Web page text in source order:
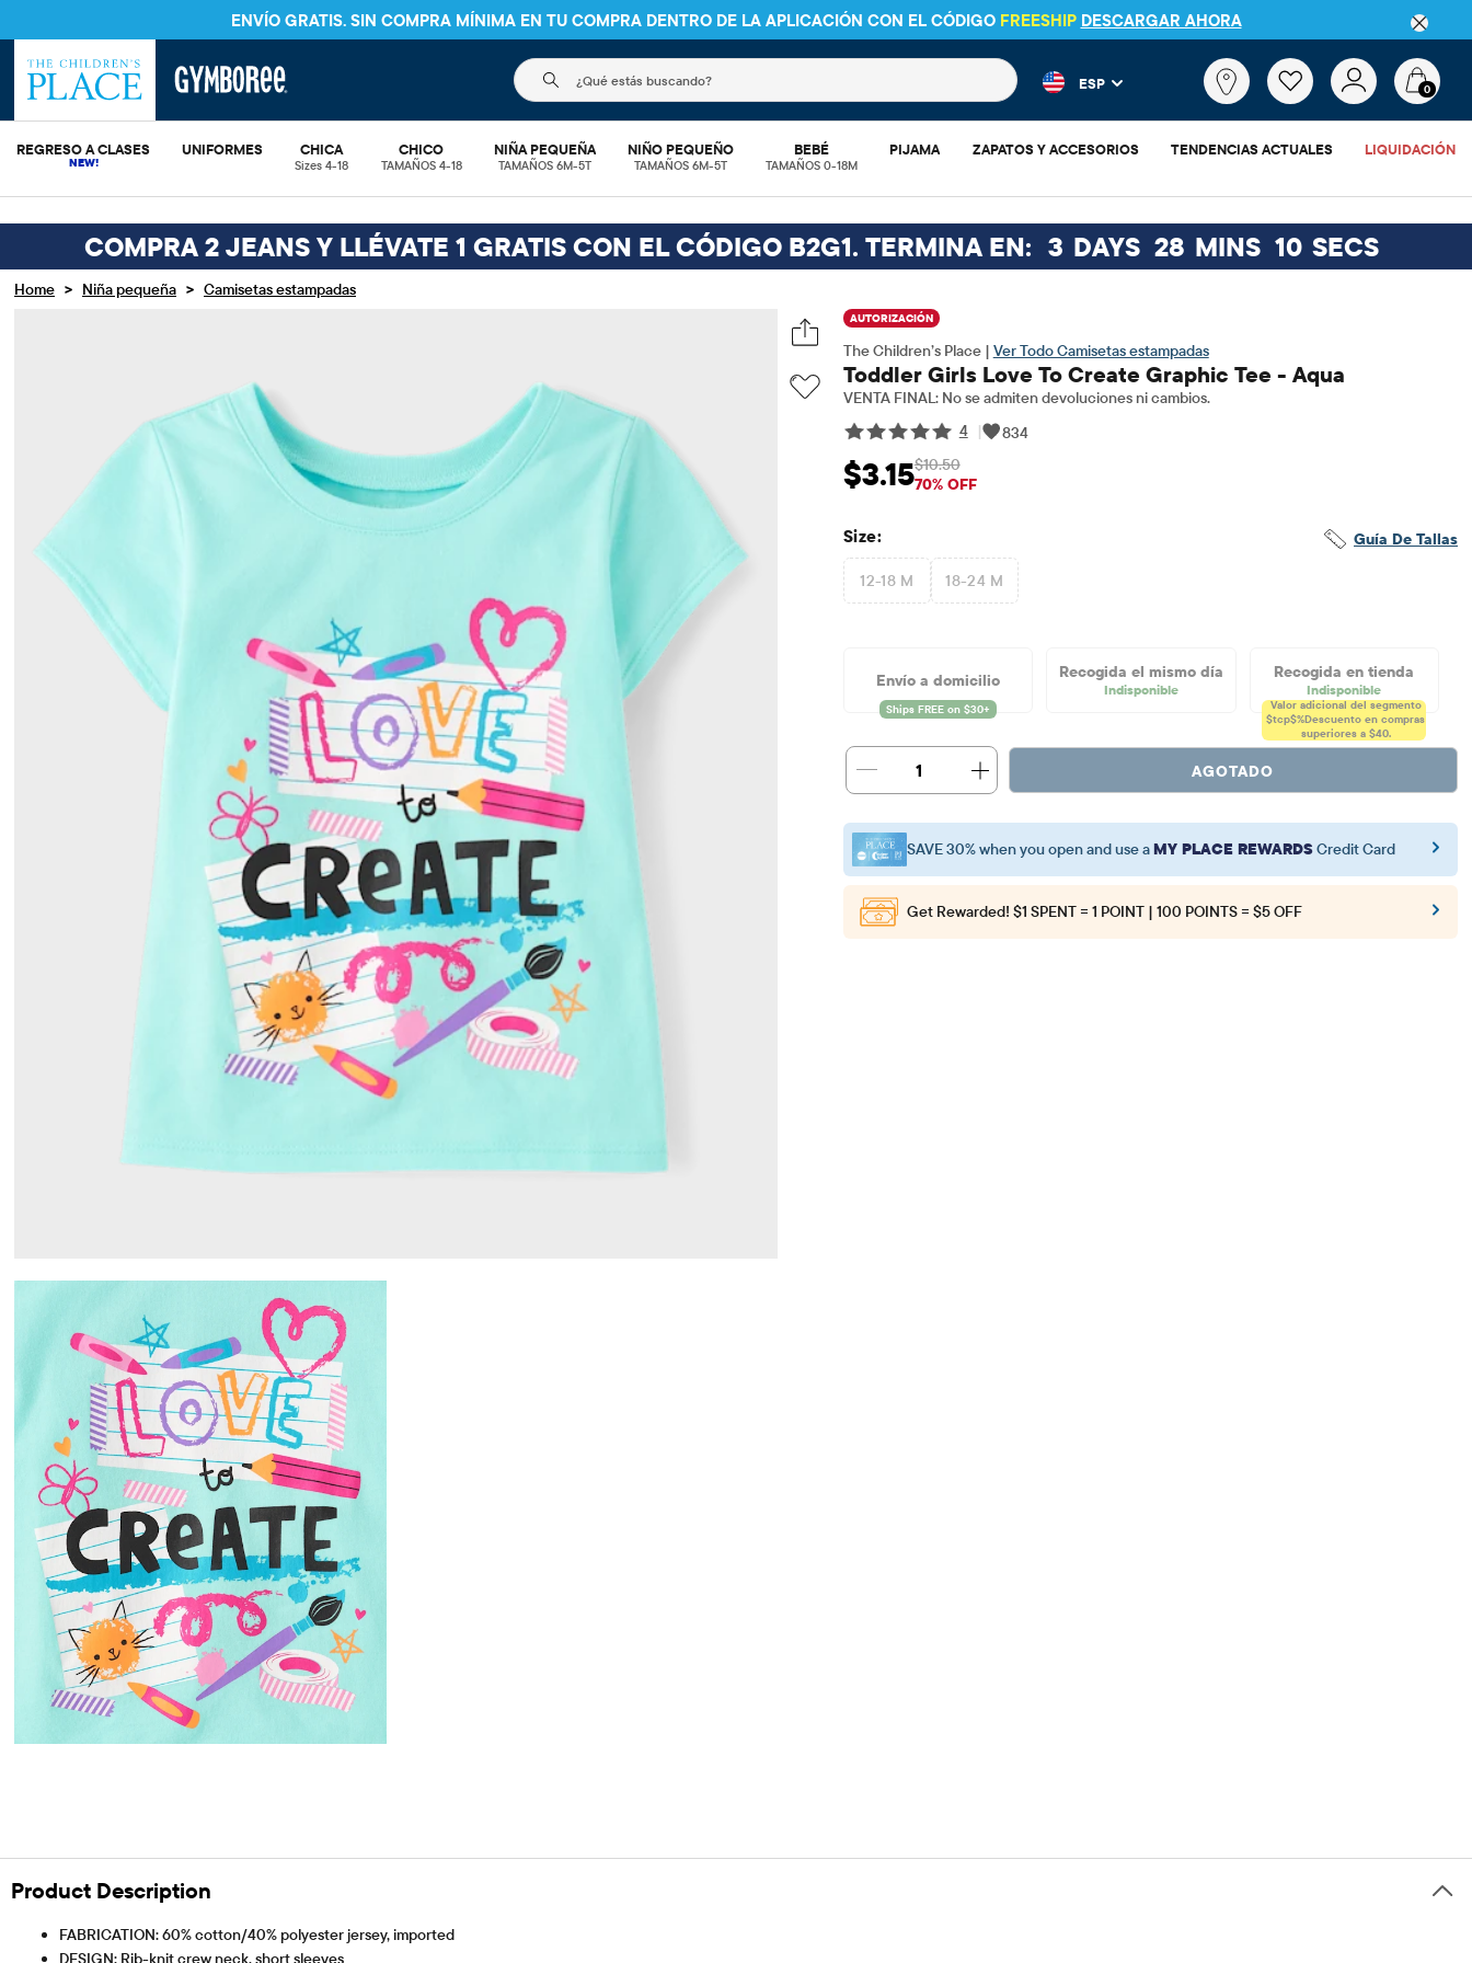
ENVÍO GRATIS. SIN COMPRA MÍNIMA EN TU COMPRA DENTRO DE LA APLICACIÓN CON EL CÓDIGO FREESHIP DESCARGAR AHORA
El siguiente campo de búsqueda filtra las búsquedas más populares y los resultados de productos a medida que
¿Qué
estás
ESP 0
REGRESO A CLASES UNIFORMES CHICA
Sizes 4-18
CHICO
TAMAÑOS 4-18
NIÑA PEQUEÑA
TAMAÑOS 6M-5T
NIÑO PEQUEÑO
TAMAÑOS 6M-5T
BEBÉ
TAMAÑOS 0-18M
PIJAMA ZAPATOS Y ACCESORIOS TENDENCIAS ACTUALES LIQUIDACIÓN
COMPRA 2 JEANS Y LLÉVATE 1 GRATIS CON EL CÓDIGO B2G1. TERMINA EN: 3 DAYS 28 MINS 9 SECS
Home > Niña pequeña > Camisetas estampadas
AUTORIZACIÓN
The Children’s Place | Ver Todo Camisetas estampadas
Toddler Girls Love To Create Graphic Tee - Aqua
VENTA FINAL: No se admiten devoluciones ni cambios.
4 | 834
Precio de venta: $3.15
$3.15 Precio original: $10.5
$10.50
70% OFF
Guía De Tallas
Size:
12-18 M 18-24 M
Envío a domicilio Recogida el mismo día
Indisponible
Recogida en tienda
Indisponible
Valor adicional del segmento
$tcp$%Descuento en compras
superiores a $40.
1 AGOTADO
SAVE 30% when you open and use aMY PLACE REWARDSCredit Card
Get Rewarded! $1 SPENT = 1 POINT | 100 POINTS = $5 OFF
Product Description
FABRICATION: 60% cotton/40% polyester jersey, imported
DESIGN: Rib-knit crew neck, short sleeves